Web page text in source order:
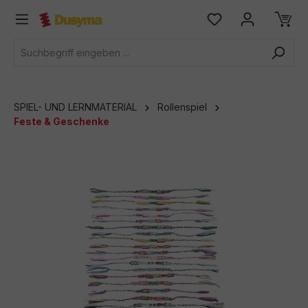
springen
SPIEL- UND LERNMATERIAL
Rollenspiel
Feste & Geschenke